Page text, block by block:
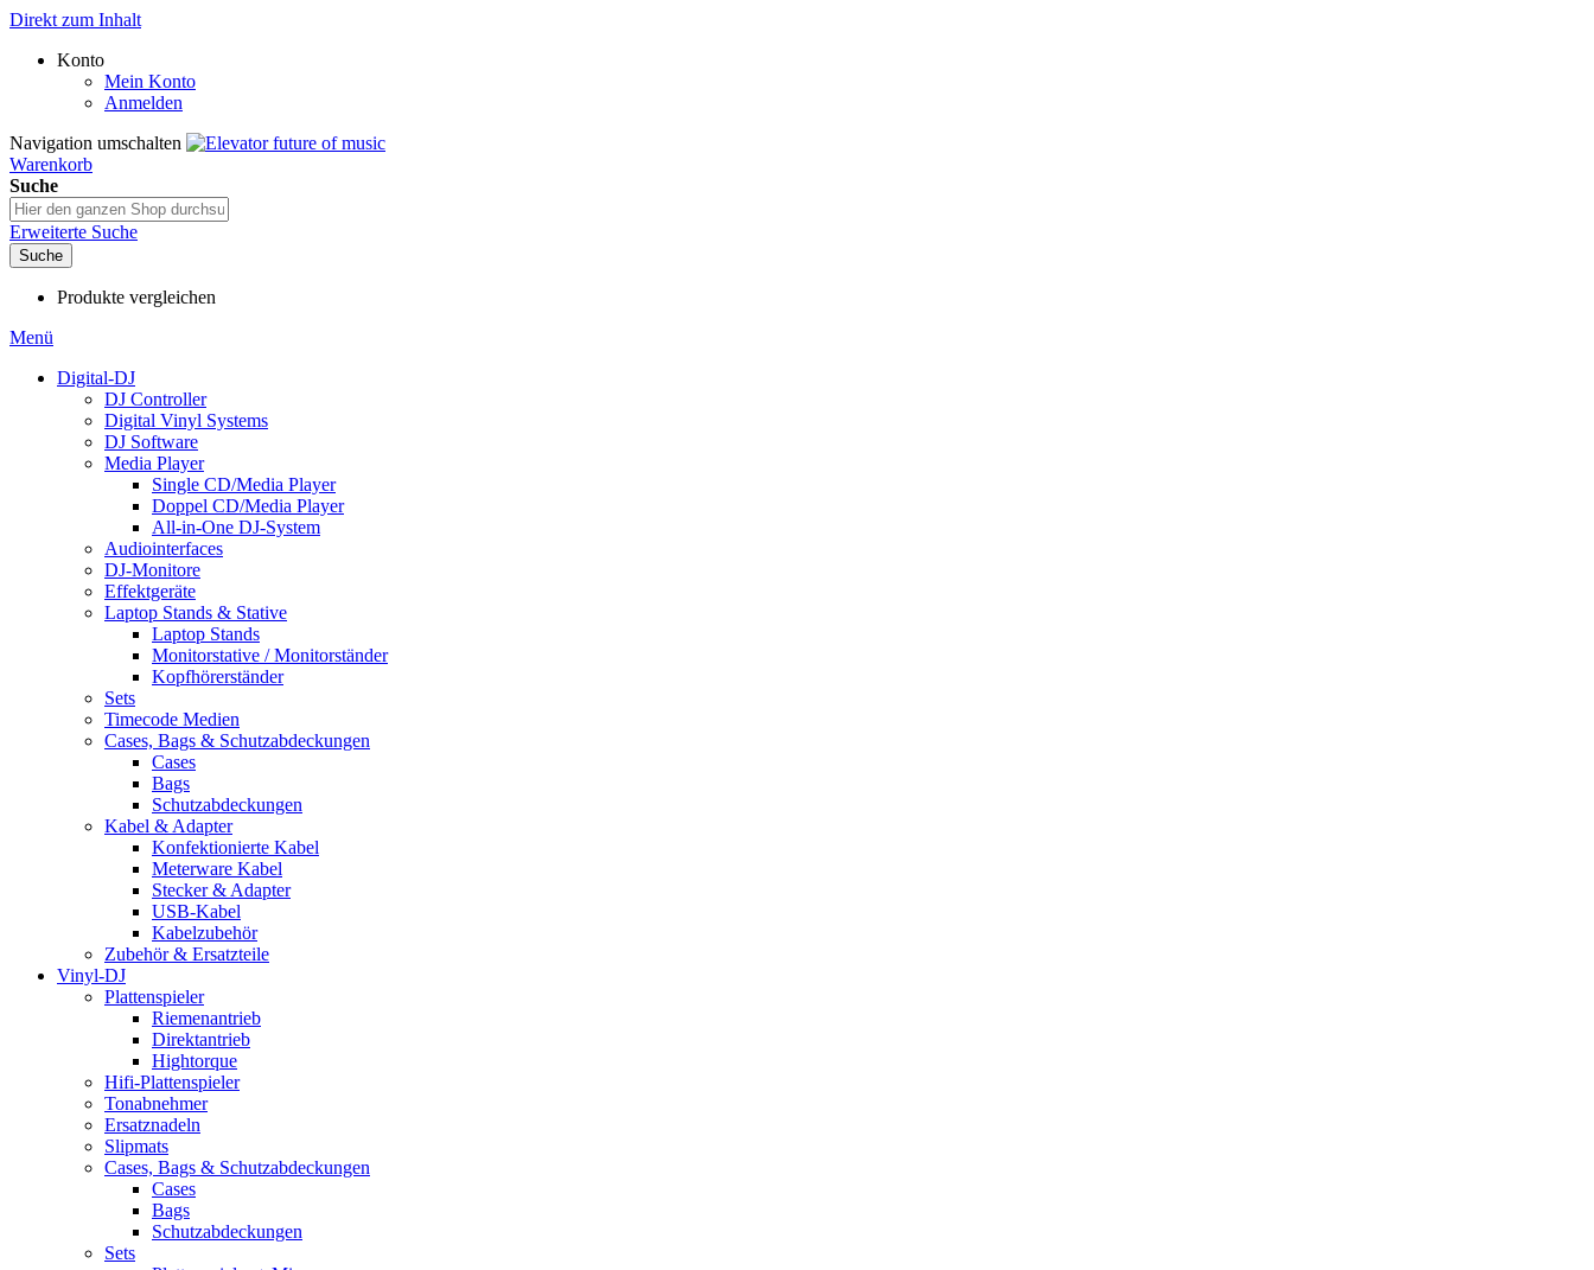
Direkt zum Inhalt
Konto
Mein Konto
Anmelden
Navigation umschalten
Warenkorb
Suche
Erweiterte Suche
Suche
Produkte vergleichen
Menü
Digital-DJ
DJ Controller
Digital Vinyl Systems
DJ Software
Media Player
Single CD/Media Player
Doppel CD/Media Player
All-in-One DJ-System
Audiointerfaces
DJ-Monitore
Effektgeräte
Laptop Stands & Stative
Laptop Stands
Monitorstative / Monitorständer
Kopfhörerständer
Sets
Timecode Medien
Cases, Bags & Schutzabdeckungen
Cases
Bags
Schutzabdeckungen
Kabel & Adapter
Konfektionierte Kabel
Meterware Kabel
Stecker & Adapter
USB-Kabel
Kabelzubehör
Zubehör & Ersatzteile
Vinyl-DJ
Plattenspieler
Riemenantrieb
Direktantrieb
Hightorque
Hifi-Plattenspieler
Tonabnehmer
Ersatznadeln
Slipmats
Cases, Bags & Schutzabdeckungen
Cases
Bags
Schutzabdeckungen
Sets